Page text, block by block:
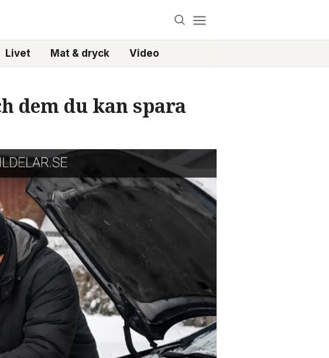
Livet Mat & dryck Video
dem du kan spara